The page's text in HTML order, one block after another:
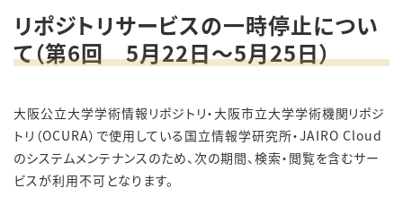
リポジトリサービスの一時停止につい
て（第6回 5月22日～5月25日）
大阪公立大学学術情報リポジトリ・大阪市立大学学術機関リポジ
トリ（OCURA）で使用している国⽴情報学研究所・JAIRO Cloud
のシステムメンテナンスのため、次の期間、検索・閲覧を含むサー
ビスが利用不可となります。